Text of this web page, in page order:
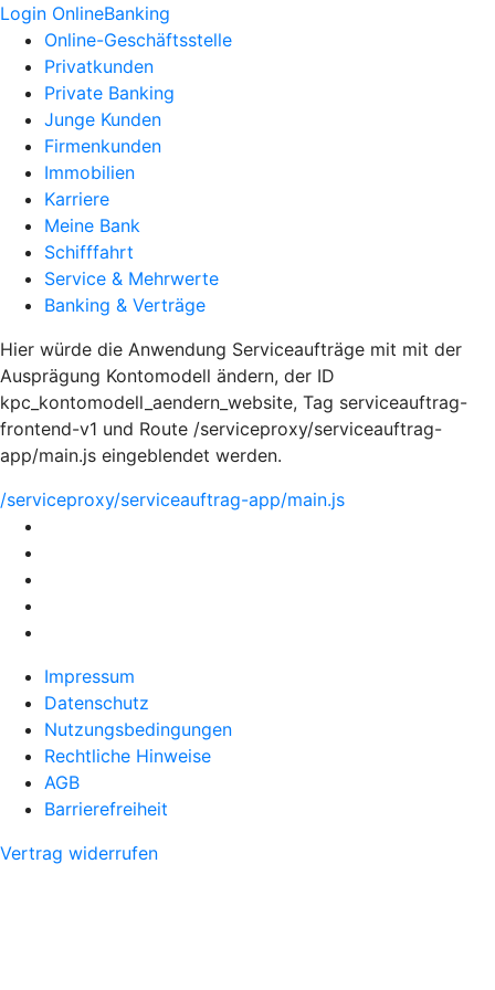
Login OnlineBanking
Online-Geschäftsstelle
Privatkunden
Private Banking
Junge Kunden
Firmenkunden
Immobilien
Karriere
Meine Bank
Schifffahrt
Service & Mehrwerte
Banking & Verträge
Hier würde die Anwendung Serviceaufträge mit mit der
Ausprägung Kontomodell ändern, der ID
kpc_kontomodell_aendern_website, Tag serviceauftrag-
frontend-v1 und Route /serviceproxy/serviceauftrag-
app/main.js eingeblendet werden.
/serviceproxy/serviceauftrag-app/main.js
Impressum
Datenschutz
Nutzungsbedingungen
Rechtliche Hinweise
AGB
Barrierefreiheit
Vertrag widerrufen